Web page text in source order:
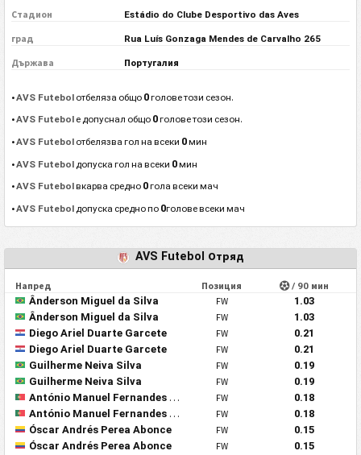
Стадион Estádio do Clube Desportivo das Aves
град Rua Luís Gonzaga Mendes de Carvalho 265
Държава Португалия
•AVS Futebolотбеляза общо 0голове този сезон.
•AVS Futebolе допуснал общо 0голове този сезон.
•AVS Futebolотбелязва гол на всеки 0мин
•AVS Futebolдопуска гол на всеки 0мин
•AVS Futebolвкарва средно 0гола всеки мач
•AVS Futebolдопуска средно по 0голове всеки мач
AVS Futebol Отряд
Напред Позиция / 90 мин
Ânderson Miguel da Silva FW
1.03
Ânderson Miguel da Silva
FW
1.03
Diego Ariel Duarte Garcete
FW
0.21
Diego Ariel Duarte Garcete
FW
0.21
Guilherme Neiva Silva
FW
0.19
Guilherme Neiva Silva
FW
0.19
António Manuel Fernandes Mendes
FW
0.18
António Manuel Fernandes Mendes
FW
0.18
Óscar Andrés Perea Abonce
FW
0.15
Óscar Andrés Perea Abonce
FW
0.15